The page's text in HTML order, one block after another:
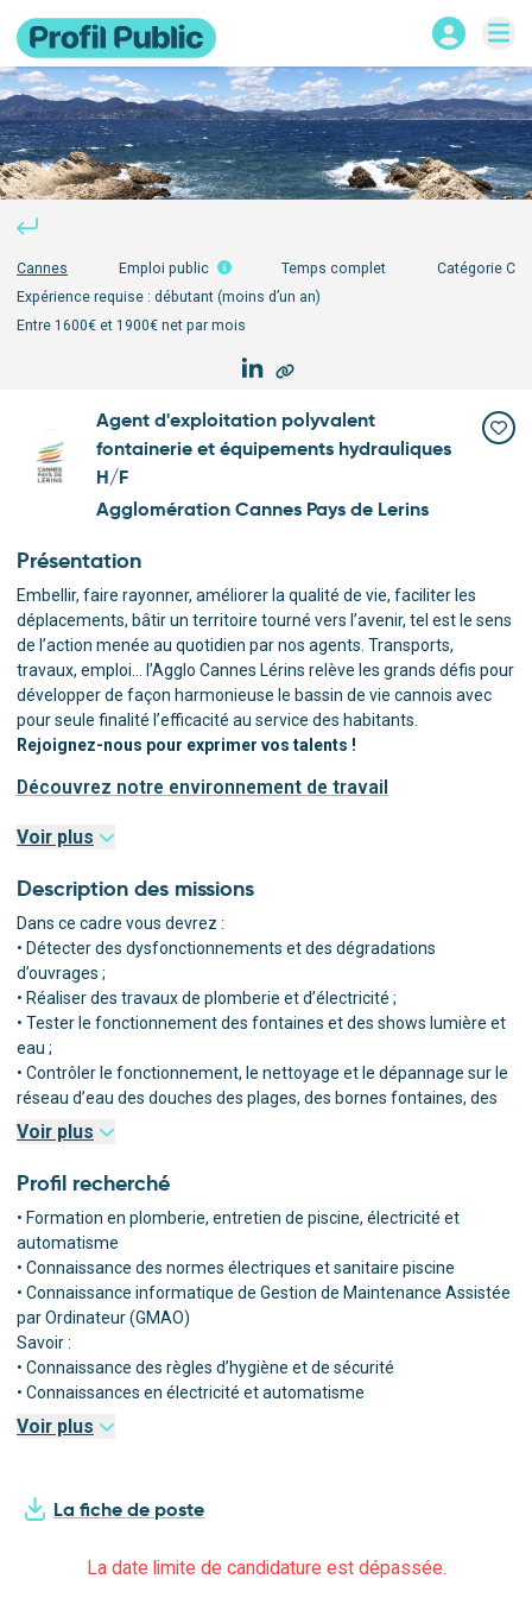
Cannes Emploi public Temps complet CatégorieC
Expérience requise : débutant (moins d’un an)
Entre 1600€ et 1900€ net par mois
Agent d'exploitation polyvalent
fontainerie et équipements hydrauliques
H/F
Agglomération Cannes Pays de Lerins
Présentation
Embellir, faire rayonner, améliorer la qualité de vie, faciliter les
déplacements, bâtir un territoire tourné vers l’avenir, tel est le sens
de l’action menée au quotidien par nos agents. Transports,
travaux, emploi… l’Agglo Cannes Lérins relève les grands défis pour
développer de façon harmonieuse le bassin de vie cannois avec
pour seule finalité l’efficacité au service des habitants.
Rejoignez-nous pour exprimer vos talents !
Découvrez notre environnement de travail
Voir plus
Description des missions
Dans ce cadre vous devrez :
• Détecter des dysfonctionnements et des dégradations
d’ouvrages ;
• Réaliser des travaux de plomberie et d’électricité ;
• Tester le fonctionnement des fontaines et des shows lumière et
eau ;
• Contrôler le fonctionnement, le nettoyage et le dépannage sur le
réseau d’eau des douches des plages, des bornes fontaines, des
bornes de puisage et des bornes de lavage ;
• Gérer l’éclairage public fonctionnelle, sportif et bâtimentaires ;
• Renseigner des tableaux de suivi ;
d’alertes intempéries, des bornes escamotables automatiques et
semi-automatiques des zones piétonnes et les bancs connectés ;
• Renseigner en temps réel les diverses interventions de
maintenance et de dépannage sur un logiciel de GMAO via un
smartphone ou tablette.
Voir plus
Profil recherché
• Formation en plomberie, entretien de piscine, électricité et
automatisme
• Connaissance des normes électriques et sanitaire piscine
• Connaissance informatique de Gestion de Maintenance Assistée
par Ordinateur (GMAO)
Savoir :
• Connaissance des règles d’hygiène et de sécurité
• Connaissances en électricité et automatisme
• Maitrise des techniques d’entretien du système de plomberie
• Connaissances informatiques
• Sens de l'organisation
• Autonomie
Voir plus
La fiche de poste
La date limite de candidature est dépassée.